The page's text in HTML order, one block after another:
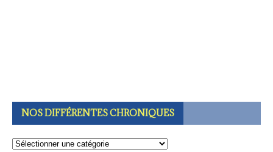
NOS DIFFÉRENTES CHRONIQUES